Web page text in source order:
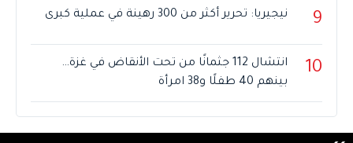
9 نيجيريا: تحرير أكثر من 300 رهينة في عملية كبرى
10
انتشال 112 جثمانًا من تحت الأنقاض في غزة…
بينهم 40 طفلًا و38 امرأة